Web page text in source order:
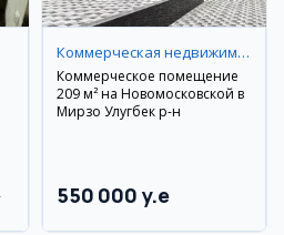
Коммерческая недвижимость
Коммерческое помещение
209 м² на Новомосковской в
Мирзо Улугбек р-н
550 000 y.e